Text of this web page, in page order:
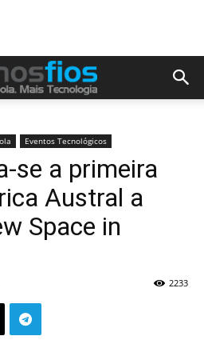
Eventos Tecnológicos
se a primeira
Austral a
Space in
2233